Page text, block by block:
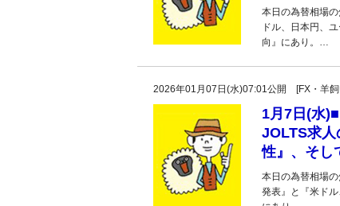
本日の為替相場
ドル、日本円、
向』にあり。…
2026年01月07日(水)07:01公開 [FX・羊飼
1月7日(水
JOLTS求人
性』、そし
本日の為替相場
発表』と『米ド